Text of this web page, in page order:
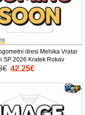
dresi Mehika Vratar
SP 2026 Kratek Rokav
42.25€